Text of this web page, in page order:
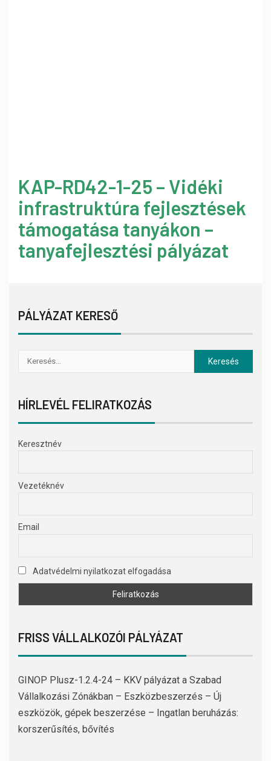
KAP-RD42-1-25 – Vidéki
infrastruktúra fejlesztések
támogatása tanyákon –
tanyafejlesztési pályázat
PÁLYÁZAT KERESŐ
HÍRLEVÉL FELIRATKOZÁS
Keresztnév
Vezetéknév
Email
Adatvédelmi nyilatkozat elfogadása
FRISS VÁLLALKOZÓI PÁLYÁZAT
GINOP Plusz-1.2.4-24 – KKV pályázat a Szabad
Vállalkozási Zónákban – Eszközbeszerzés – Új
eszközök, gépek beszerzése – Ingatlan beruházás:
korszerűsítés, bővítés